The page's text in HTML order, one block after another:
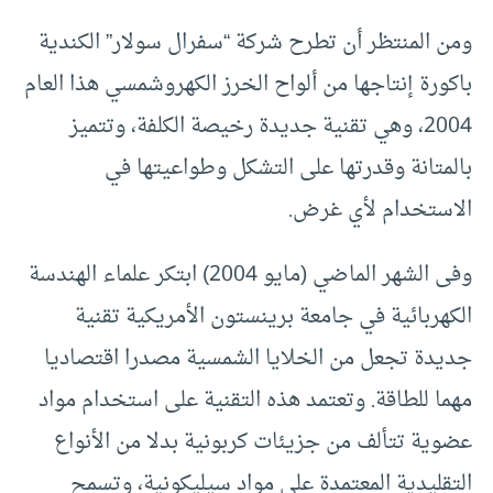
ومن المنتظر أن تطرح شركة “سفرال سولار” الكندية
باكورة إنتاجها من ألواح الخرز الكهروشمسي هذا العام
2004، وهي تقنية جديدة رخيصة الكلفة، وتتميز
بالمتانة وقدرتها على التشكل وطواعيتها في
الاستخدام لأي غرض.
وفى الشهر الماضي (مايو 2004) ابتكر علماء الهندسة
الكهربائية في جامعة برينستون الأمريكية تقنية
جديدة تجعل من الخلايا الشمسية مصدرا اقتصاديا
مهما للطاقة. وتعتمد هذه التقنية على استخدام مواد
عضوية تتألف من جزيئات كربونية بدلا من الأنواع
التقليدية المعتمدة على مواد سيليكونية، وتسمح